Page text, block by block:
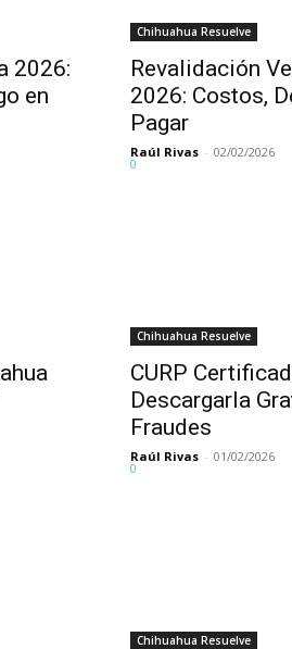
2026:
en
Chihuahua Resuelve
Revalidación
2026: Costos,
Pagar
Raúl Rivas - 02/02/2026
0
Chihuahua Resuelve
CURP
Descargarla
Fraudes
Raúl Rivas - 01/02/2026
0
Chihuahua Resuelve